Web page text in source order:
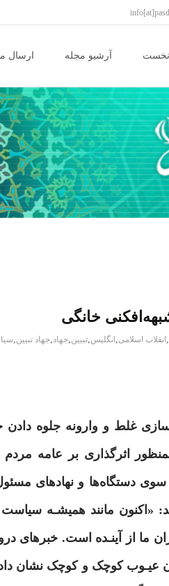
آرشیو مجله ارسال
خانگی
, انقلاب اسلامی, انگلیس,تبیین,جهاد,جهاد تبیین,
غلط و وارونه جلوه
اثرگذاری بر عامه
دستگاه‌ها و نهادهای
«اکنون مانند همیشـه
از آینـده است. خبرهای
عیـوب کوچک و کوچک نشان